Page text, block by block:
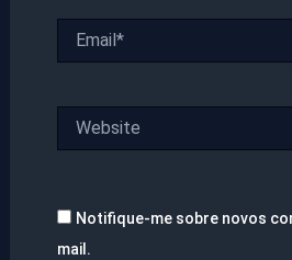
Notifique-me sobre novos
mail.